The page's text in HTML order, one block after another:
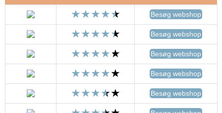
Besøg webshop
Besøg webshop
Besøg webshop
Besøg webshop
Besøg webshop